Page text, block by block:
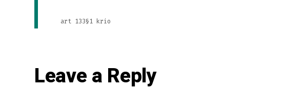
art 133§1 krio
Leave a Reply